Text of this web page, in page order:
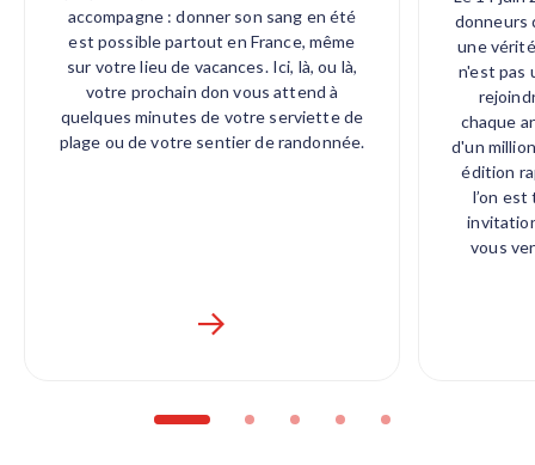
accompagne : donner son sang en été
est possible partout en France, même
sur votre lieu de vacances. Ici, là, ou là,
votre prochain don vous attend à
quelques minutes de votre serviette de
plage ou de votre sentier de randonnée.
donneurs
une
n'est pas
chaque
d'un
édition
l’on
vous